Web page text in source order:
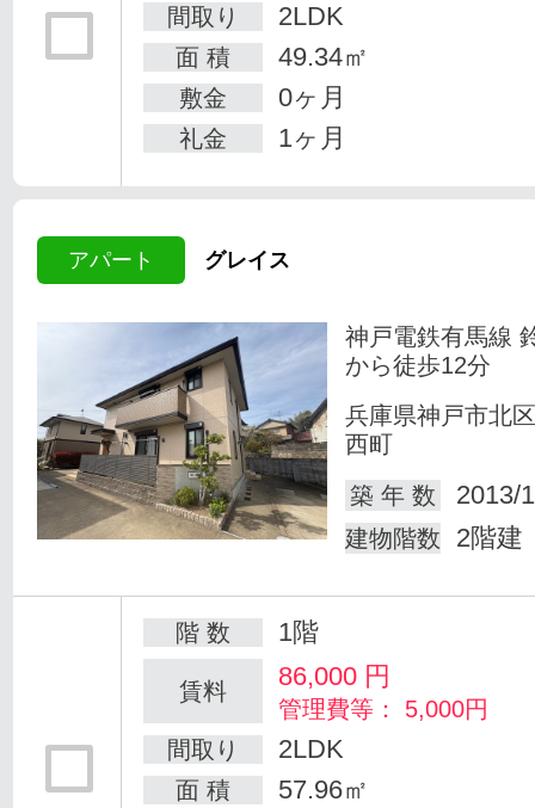
間取り
2LDK
面 積 49.34㎡
敷金 0ヶ月
礼金 1ヶ月
アパート グレイス
神戸電鉄有馬線
から徒歩12分
兵庫県神戸市北
西町
築 年 数
2013/
建物階数 2階建
階 数 1階
賃料 86,000 円
管理費等： 5,000円
間取り
2LDK
面 積 57.96㎡